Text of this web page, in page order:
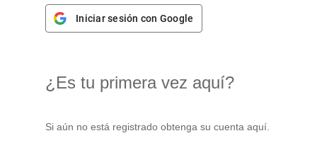
Iniciar sesión con Google
¿Es tu primera vez aquí?
Si aún no está registrado obtenga su cuenta aquí.